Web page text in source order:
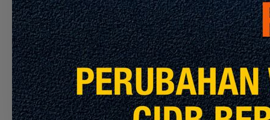
Pengumuman CIDB Info Terkini
PYL,
KGL
AND
MRLAPPOINTMENT OF THE CONTRACTOR TO
PERFORM THE CLEANING SERVICES FOR
MRT PYL, KGL AND MRL
Julai 30, 2026